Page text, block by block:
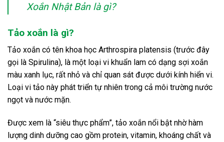
Xoắn Nhật Bản là gì?
Tảo xoắn là gì?
Tảo xoắn có tên khoa học Arthrospira platensis (trước đây
gọi là Spirulina), là một loại vi khuẩn lam có dạng sợi xoắn
màu xanh lục, rất nhỏ và chỉ quan sát được dưới kính hiển vi.
Loại vi tảo này phát triển tự nhiên trong cả môi trường nước
ngọt và nước mặn.
Được xem là “siêu thực phẩm”, tảo xoắn nổi bật nhờ hàm
lượng dinh dưỡng cao gồm protein, vitamin, khoáng chất và